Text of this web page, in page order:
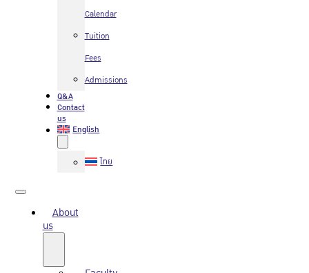
Calendar
Tuition
Fees
Admissions
Q&A
Contact
us
English
ไทย
About
us